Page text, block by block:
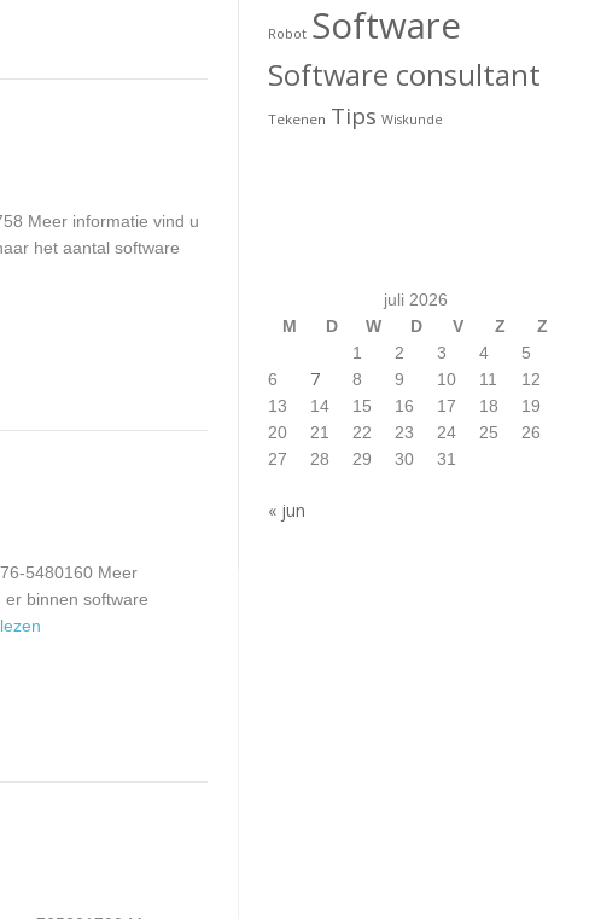
Meer informatie vind u
het aantal software
5480160 Meer
er binnen software
Robot Software
Software consultant
Tekenen Tips Wiskunde
juli 2026
M
D W D V Z
Z
1
2 3 4
5
6
7 8 9 10 11
12
13
14 15 16 17 18
19
20
21 22 23 24 25
26
27
28 29 30 31
« jun